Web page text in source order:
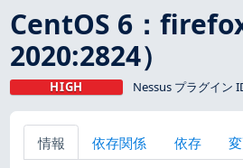
CentOS 6：
2020:2824）
HIGH Nessus プラグイン
情報 依存関係 依存